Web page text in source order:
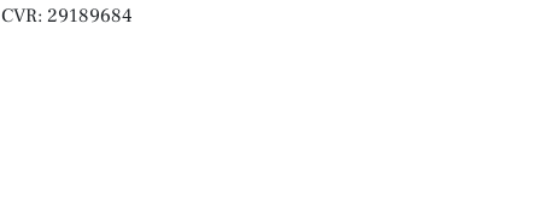
CVR: 29189684